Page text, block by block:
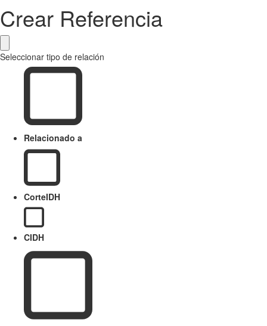
Crear Referencia
Seleccionar tipo de relación
Relacionado a
CorteIDH
CIDH